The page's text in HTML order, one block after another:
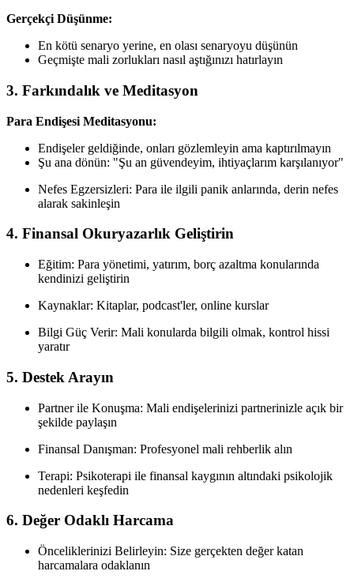
Gerçekçi Düşünme:
En kötü senaryo yerine, en olası senaryoyu düşünün
Geçmişte mali zorlukları nasıl aştığınızı hatırlayın
3. Farkındalık ve Meditasyon
Para Endişesi Meditasyonu:
Endişeler geldiğinde, onları gözlemleyin ama kaptırılmayın
Şu ana dönün: "Şu an güvendeyim, ihtiyaçlarım karşılanıyor"
Nefes Egzersizleri: Para ile ilgili panik anlarında, derin nefes
alarak sakinleşin
4. Finansal Okuryazarlık Geliştirin
Eğitim: Para yönetimi, yatırım, borç azaltma konularında
kendinizi geliştirin
Kaynaklar: Kitaplar, podcast'ler, online kurslar
Bilgi Güç Verir: Mali konularda bilgili olmak, kontrol hissi
yaratır
5. Destek Arayın
Partner ile Konuşma: Mali endişelerinizi partnerinizle açık bir
şekilde paylaşın
Finansal Danışman: Profesyonel mali rehberlik alın
Terapi: Psikoterapi ile finansal kaygının altındaki psikolojik
nedenleri keşfedin
6. Değer Odaklı Harcama
Önceliklerinizi Belirleyin: Size gerçekten değer katan
harcamalara odaklanın